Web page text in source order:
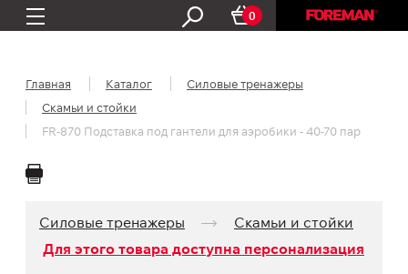
0
Главная Каталог
Силовые тренажеры
Скамьи и стойки
FR-870 Подставка под гантели для аэробики - 40-70 пар
Силовые тренажеры
Скамьи и стойки
Для этого товара доступна персонализация